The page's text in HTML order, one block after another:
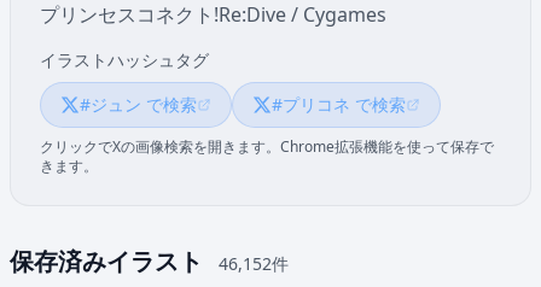
プリンセスコネクト!Re:Dive / Cygames
イラストハッシュタグ
#ジュン で検索
#プリコネ で検索
クリックでXの画像検索を開きます。Chrome拡張機能を使って保存で
きます。
保存済みイラスト 46,152件